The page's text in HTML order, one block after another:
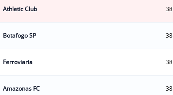
Athletic Club 38
Botafogo SP 38
Ferroviaria 38
Amazonas FC 38